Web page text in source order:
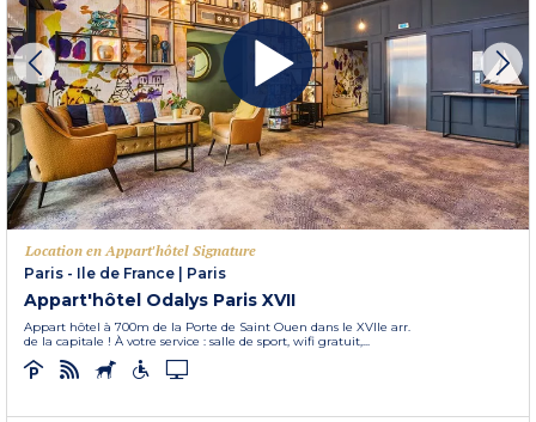
Location en Appart'hôtel Signature
Paris - Ile de France
Paris
Appart'hôtel Odalys Paris XVII
Appart hôtel à 700m de la Porte de Saint Ouen dans le XVIIe arr.
de la capitale ! À votre service : salle de sport, wifi gratuit,...